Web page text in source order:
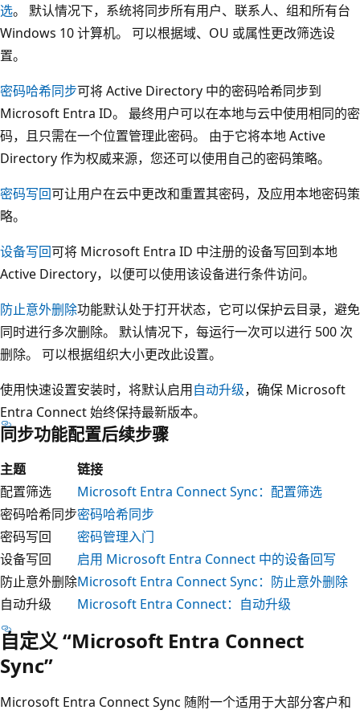
选。 默认情况下，系统将同步所有用户、联系人、组和所有台
Windows 10 计算机。 可以根据域、OU 或属性更改筛选设
置。
密码哈希同步可将 Active Directory 中的密码哈希同步到
Microsoft Entra ID。 最终用户可以在本地与云中使用相同的密
码，且只需在一个位置管理此密码。 由于它将本地 Active
Directory 作为权威来源，您还可以使用自己的密码策略。
密码写回可让用户在云中更改和重置其密码，及应用本地密码策
略。
设备写回可将 Microsoft Entra ID 中注册的设备写回到本地
Active Directory，以便可以使用该设备进行条件访问。
防止意外删除功能默认处于打开状态，它可以保护云目录，避免
同时进行多次删除。 默认情况下，每运行一次可以进行 500 次
删除。 可以根据组织大小更改此设置。
使用快速设置安装时，将默认启用自动升级，确保 Microsoft
Entra Connect 始终保持最新版本。
同步功能配置后续步骤
主题
链接
配置筛选
Microsoft Entra Connect Sync：配置筛选
密码哈希同步密码哈希同步
密码写回
密码管理入门
设备写回
启用 Microsoft Entra Connect 中的设备回写
防止意外删除Microsoft Entra Connect Sync：防止意外删除
自动升级
Microsoft Entra Connect：自动升级
自定义 “Microsoft Entra Connect
Sync”
Microsoft Entra Connect Sync 随附一个适用于大部分客户和